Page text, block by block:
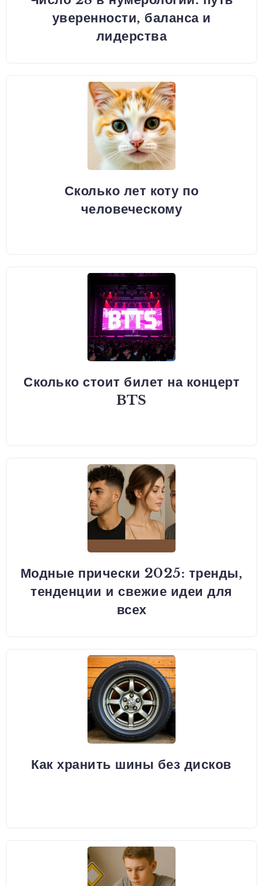
уверенности, баланса и
лидерства
Сколько лет коту по
человеческому
Сколько стоит билет на концерт
BTS
Модные прически 2025: тренды,
тенденции и свежие идеи для
всех
Как хранить шины без дисков